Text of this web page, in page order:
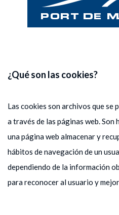
¿Qué son las cookies?
Las cookies son archivos que se
a través de las páginas web.
una página web almacenar y
hábitos de navegación de un
dependiendo de la información
para reconocer al usuario y